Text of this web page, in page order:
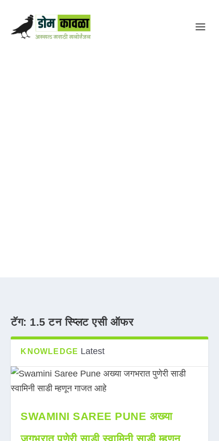
टॅग: 1.5 टन स्प्लिट एसी ऑफर
KNOWLEDGE Latest
SWAMINI SAREE PUNE अख्या